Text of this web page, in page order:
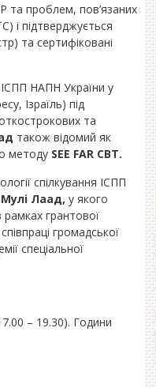
та проблем, пов’язаних
і підтверджується
та сертифіковані
НАПН України у
Ізраїль) під
та
також відомий як
методу SEE FAR CBT.
спілкування ІСПП
Мулі Лаад, у якого
грантової
громадської
спеціальної
– 19.30). Години